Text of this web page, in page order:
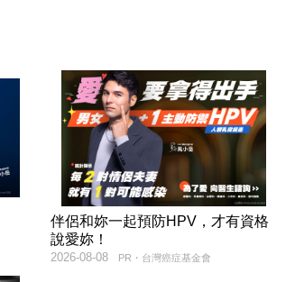
伴侶和妳一起預防HPV，才有資格
說愛妳！
PR・台灣癌症基金會
2026-08-08